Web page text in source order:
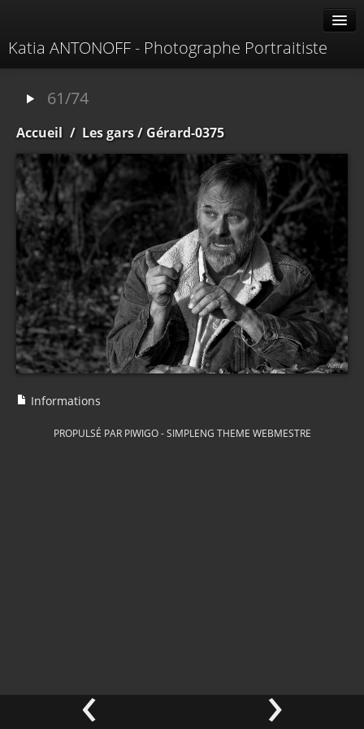
Katia ANTONOFF - Photographe Portraitiste
Contacter
61/74
Accueil / Les gars/ Gérard-0375
‹ ›
Informations
PROPULSÉ PAR PIWIGO-SIMPLENG THEME WEBMESTRE